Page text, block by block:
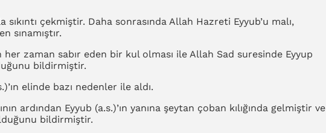
sıkıntı çekmiştir. Daha sonrasında Allah Hazreti Eyyub’u malı,
sınamıştır.
her zaman sabır eden bir kul olması ile Allah Sad suresinde Eyyup
bildirmiştir.
elinde bazı nedenler ile aldı.
ardından Eyyub (a.s.)’ın yanına şeytan çoban kılığında gelmiştir ve
bildirmiştir.